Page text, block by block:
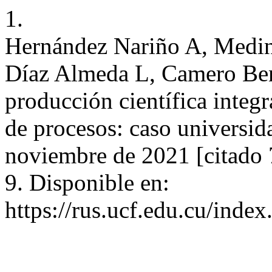
1.
Hernández Nariño A,
Díaz Almeda L, Camero
producción científica
de procesos: caso
noviembre de 2021
9. Disponible en:
https://rus.ucf.edu.cu/